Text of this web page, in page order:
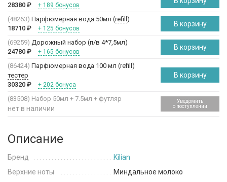
28380 ₽ + 189 бонусов
(48263) Парфюмерная вода 50мл (refill )
18710 ₽ + 125 бонусов
В корзину
(69259) Дорожный набор (п/в 4*7,5мл)
24780 ₽ + 165 бонусов
В корзину
(86424) Парфюмерная вода 100 мл (refill)
тестер
30320 ₽ + 202 бонуса
В корзину
(83508) Набор 50мл + 7.5мл + футляр
нет в наличии
Уведомить
о поступлении
Описание
Бренд
Kilian
Верхние ноты
Миндальное молоко